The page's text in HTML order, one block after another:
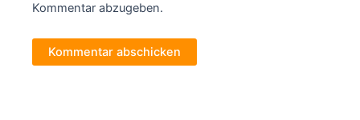
Kommentar abzugeben.